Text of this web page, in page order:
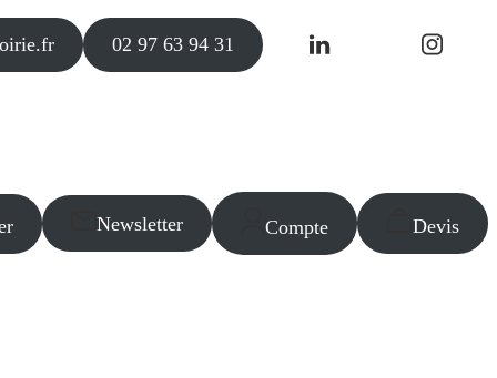
02 97 63 94 31
Newsletter Compte Devis